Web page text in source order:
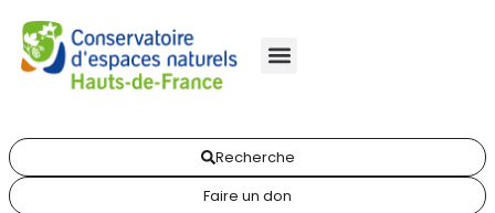
Recherche
Faire un don